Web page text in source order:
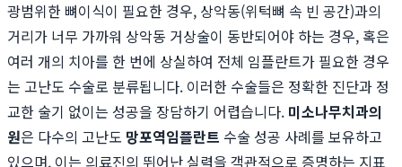
광범위한 뼈이식이 필요한 경우, 상악동(위턱뼈 속 빈 공간)과의
거리가 너무 가까워 상악동 거상술이 동반되어야 하는 경우, 혹은
여러 개의 치아를 한 번에 상실하여 전체 임플란트가 필요한 경우
는 고난도 수술로 분류됩니다. 이러한 수술들은 정확한 진단과 정
교한 술기 없이는 성공을 장담하기 어렵습니다. 미소나무치과의
원은 다수의 고난도 망포역임플란트 수술 성공 사례를 보유하고
있으며, 이는 의료진의 뛰어난 실력을 객관적으로 증명하는 지표